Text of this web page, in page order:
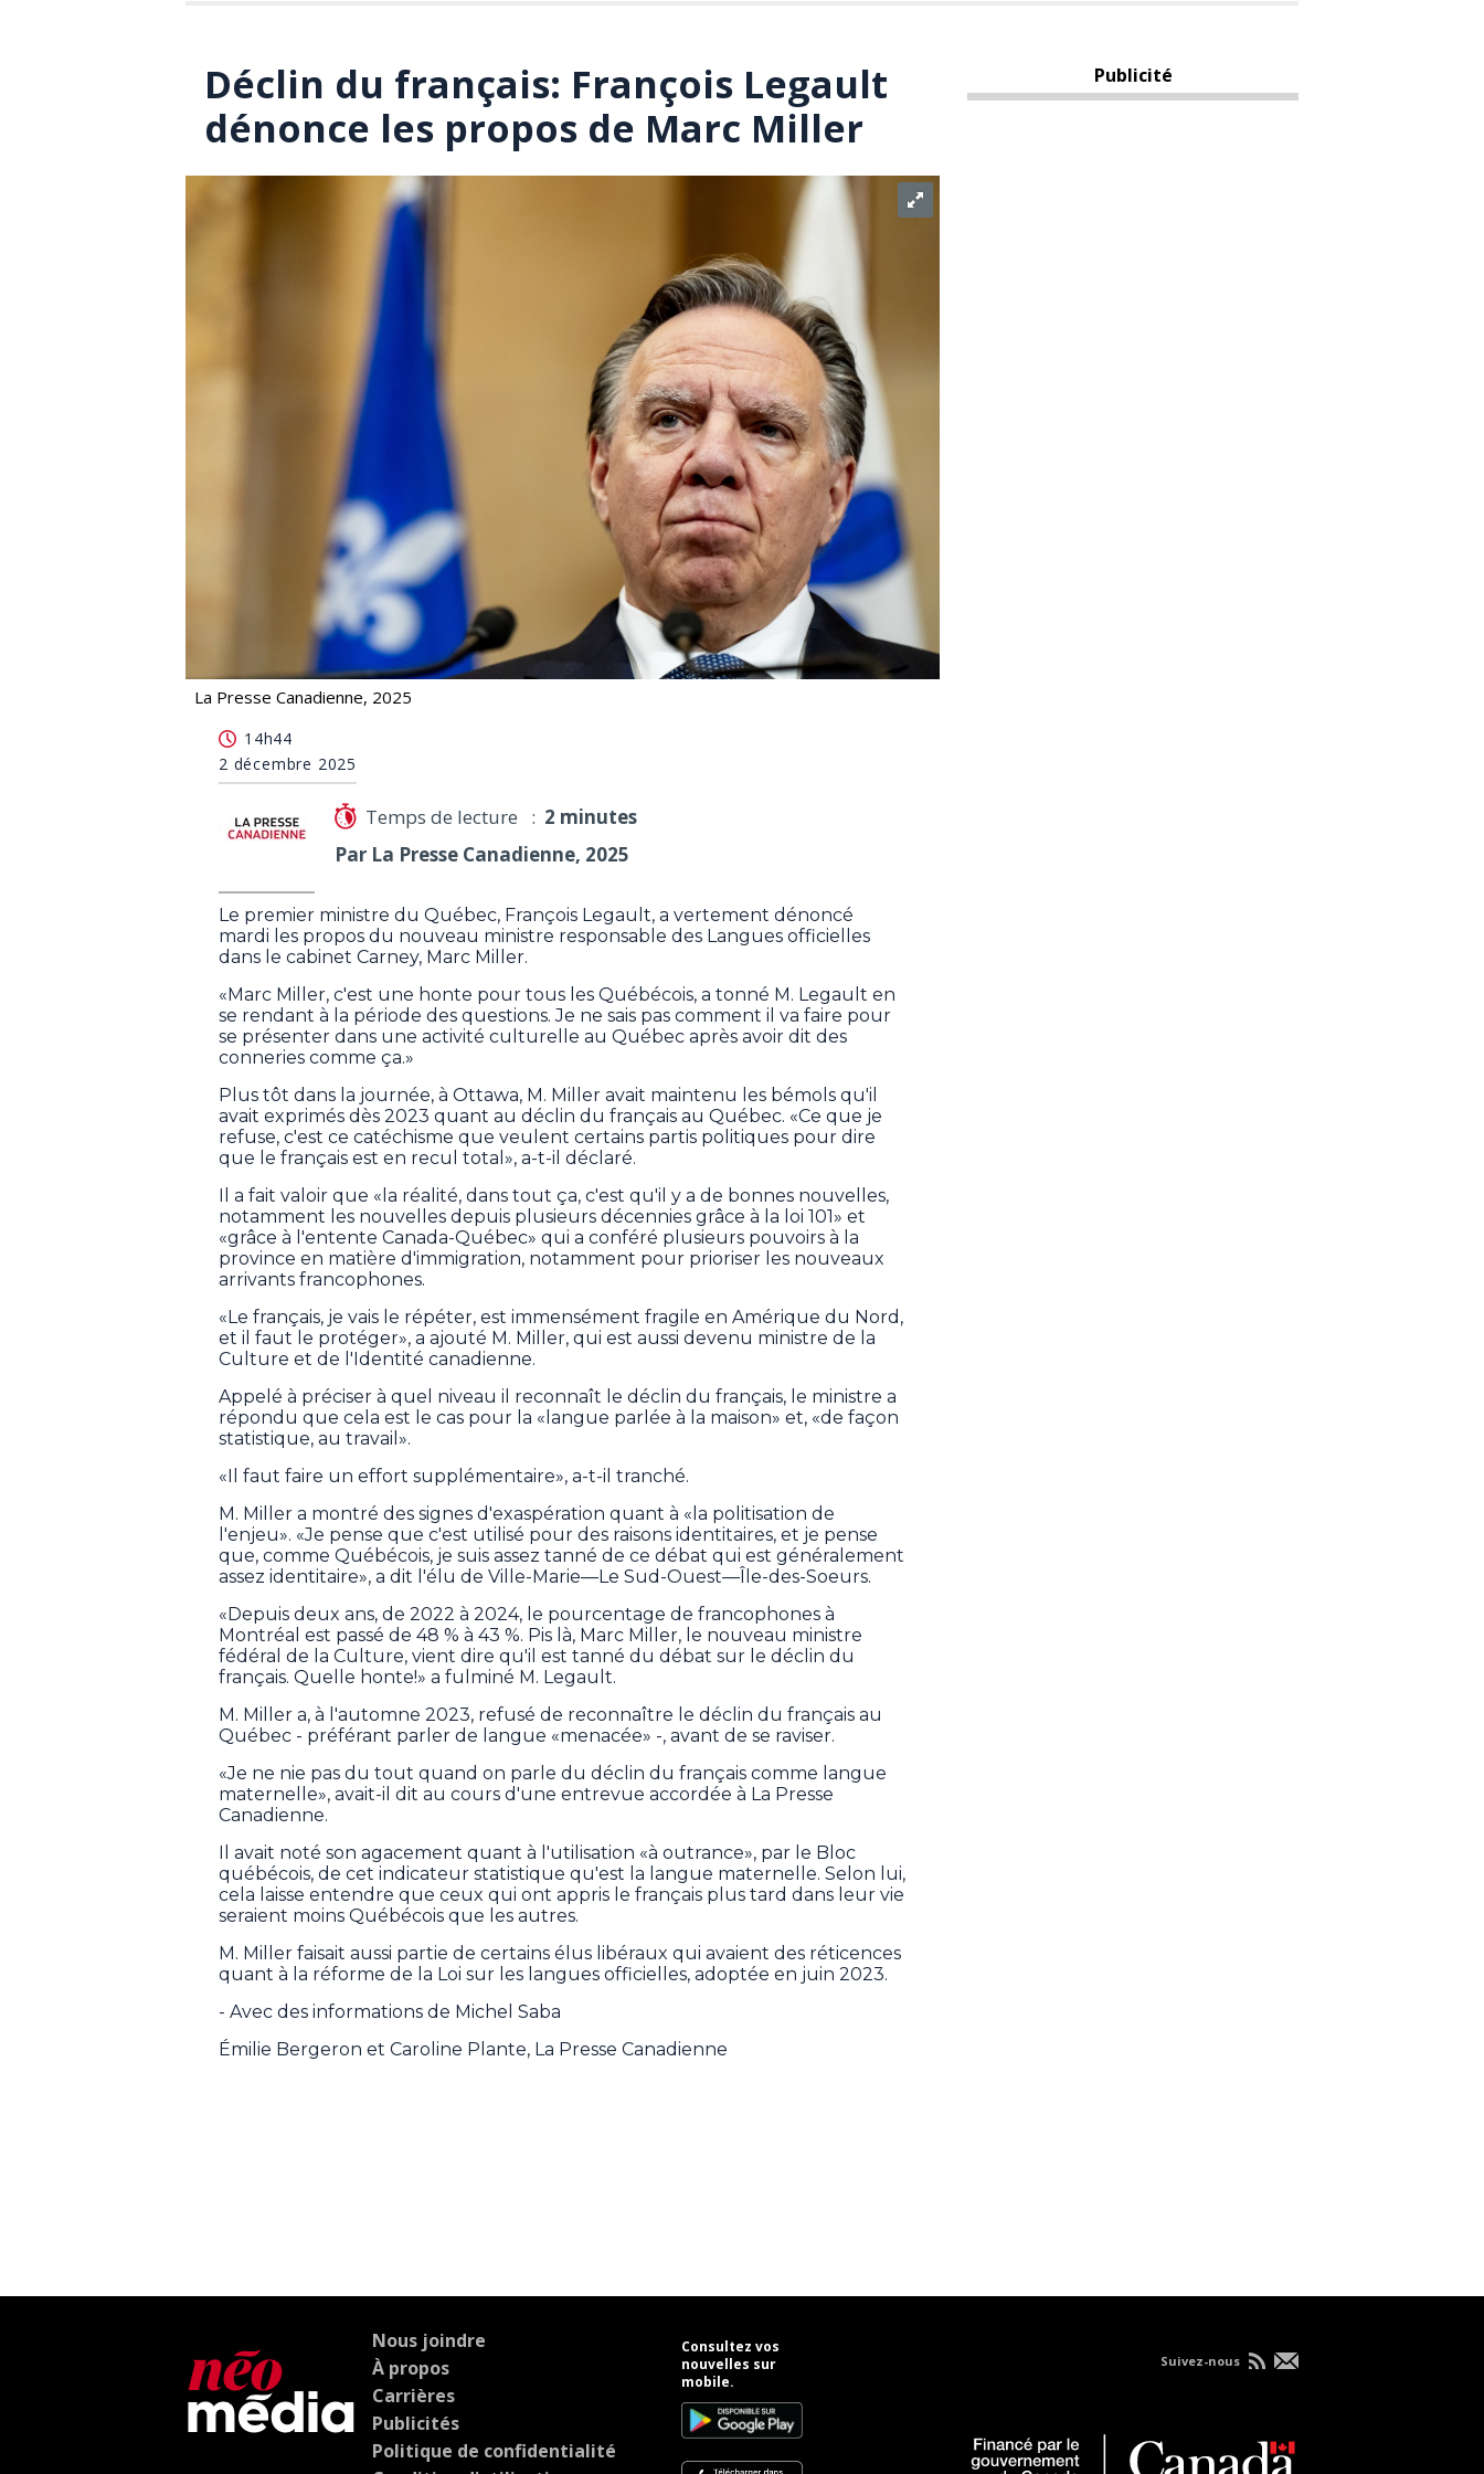
Déclin du français: François Legault
dénonce les propos de Marc Miller
La Presse Canadienne, 2025
14h44
2 décembre 2025
Temps de lecture : 2 minutes
Par La Presse Canadienne, 2025
Le premier ministre du Québec, François Legault, a vertement dénoncé
mardi les propos du nouveau ministre responsable des Langues officielles
dans le cabinet Carney, Marc Miller.
«Marc Miller, c'est une honte pour tous les Québécois, a tonné M. Legault en
se rendant à la période des questions. Je ne sais pas comment il va faire pour
se présenter dans une activité culturelle au Québec après avoir dit des
conneries comme ça.»
Plus tôt dans la journée, à Ottawa, M. Miller avait maintenu les bémols qu'il
avait exprimés dès 2023 quant au déclin du français au Québec. «Ce que je
refuse, c'est ce catéchisme que veulent certains partis politiques pour dire
que le français est en recul total», a-t-il déclaré.
Il a fait valoir que «la réalité, dans tout ça, c'est qu'il y a de bonnes nouvelles,
notamment les nouvelles depuis plusieurs décennies grâce à la loi 101» et
«grâce à l'entente Canada-Québec» qui a conféré plusieurs pouvoirs à la
province en matière d'immigration, notamment pour prioriser les nouveaux
arrivants francophones.
«Le français, je vais le répéter, est immensément fragile en Amérique du Nord,
et il faut le protéger», a ajouté M. Miller, qui est aussi devenu ministre de la
Culture et de l'Identité canadienne.
Appelé à préciser à quel niveau il reconnaît le déclin du français, le ministre a
répondu que cela est le cas pour la «langue parlée à la maison» et, «de façon
statistique, au travail».
«Il faut faire un effort supplémentaire», a-t-il tranché.
M. Miller a montré des signes d'exaspération quant à «la politisation de
l'enjeu». «Je pense que c'est utilisé pour des raisons identitaires, et je pense
que, comme Québécois, je suis assez tanné de ce débat qui est généralement
assez identitaire», a dit l'élu de Ville-Marie—Le Sud-Ouest—Île-des-Soeurs.
«Depuis deux ans, de 2022 à 2024, le pourcentage de francophones à
Montréal est passé de 48 % à 43 %. Pis là, Marc Miller, le nouveau ministre
fédéral de la Culture, vient dire qu'il est tanné du débat sur le déclin du
français. Quelle honte!» a fulminé M. Legault.
M. Miller a, à l'automne 2023, refusé de reconnaître le déclin du français au
Québec - préférant parler de langue «menacée» -, avant de se raviser.
«Je ne nie pas du tout quand on parle du déclin du français comme langue
maternelle», avait-il dit au cours d'une entrevue accordée à La Presse
Canadienne.
Il avait noté son agacement quant à l'utilisation «à outrance», par le Bloc
québécois, de cet indicateur statistique qu'est la langue maternelle. Selon lui,
cela laisse entendre que ceux qui ont appris le français plus tard dans leur vie
seraient moins Québécois que les autres.
M. Miller faisait aussi partie de certains élus libéraux qui avaient des réticences
quant à la réforme de la Loi sur les langues officielles, adoptée en juin 2023.
- Avec des informations de Michel Saba
Émilie Bergeron et Caroline Plante, La Presse Canadienne
Publicité
Nous joindre
À propos
Carrières
Publicités
Politique de confidentialité
Consultez vos
nouvelles sur
mobile.
Suivez-nous